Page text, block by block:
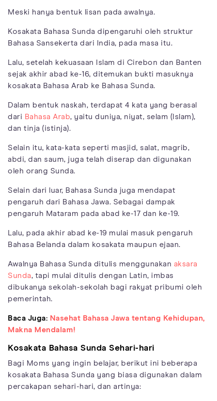
Meski hanya bentuk lisan pada awalnya.
Kosakata Bahasa Sunda dipengaruhi oleh struktur
Bahasa Sansekerta dari India, pada masa itu.
Lalu, setelah kekuasaan Islam di Cirebon dan Banten
sejak akhir abad ke-16, ditemukan bukti masuknya
kosakata Bahasa Arab ke Bahasa Sunda.
Dalam bentuk naskah, terdapat 4 kata yang berasal
dari Bahasa Arab, yaitu duniya, niyat, selam (Islam),
dan tinja (istinja).
Selain itu, kata-kata seperti masjid, salat, magrib,
abdi, dan saum, juga telah diserap dan digunakan
oleh orang Sunda.
Selain dari luar, Bahasa Sunda juga mendapat
pengaruh dari Bahasa Jawa. Sebagai dampak
pengaruh Mataram pada abad ke-17 dan ke-19.
Lalu, pada akhir abad ke-19 mulai masuk pengaruh
Bahasa Belanda dalam kosakata maupun ejaan.
Awalnya Bahasa Sunda ditulis menggunakan aksara
Sunda, tapi mulai ditulis dengan Latin, imbas
dibukanya sekolah-sekolah bagi rakyat pribumi oleh
pemerintah.
Baca Juga: Nasehat Bahasa Jawa tentang Kehidupan,
Makna Mendalam!
Kosakata Bahasa Sunda Sehari-hari
Bagi Moms yang ingin belajar, berikut ini beberapa
kosakata Bahasa Sunda yang biasa digunakan dalam
percakapan sehari-hari, dan artinya: